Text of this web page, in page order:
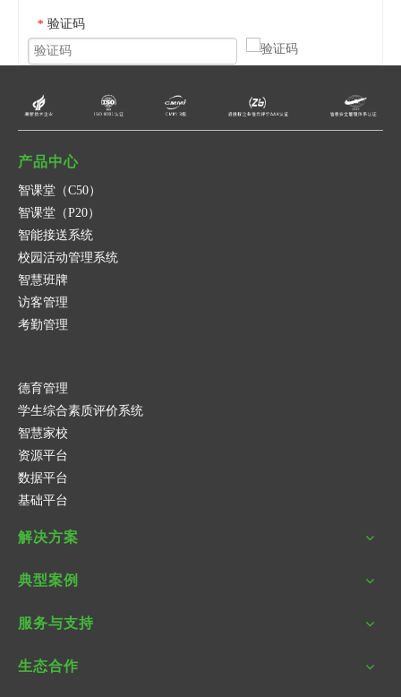
* 验证码
产品中心
智课堂（C50）
智课堂（P20）
智能接送系统
校园活动管理系统
智慧班牌
访客管理
考勤管理
德育管理
学生综合素质评价系统
智慧家校
资源平台
数据平台
基础平台
解决方案
典型案例
服务与支持
生态合作